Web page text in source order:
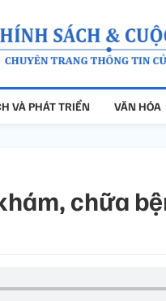
VÀ PHÁT TRIỂN VĂN HÓA
chữa